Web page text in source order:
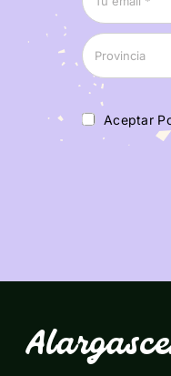
Aceptar